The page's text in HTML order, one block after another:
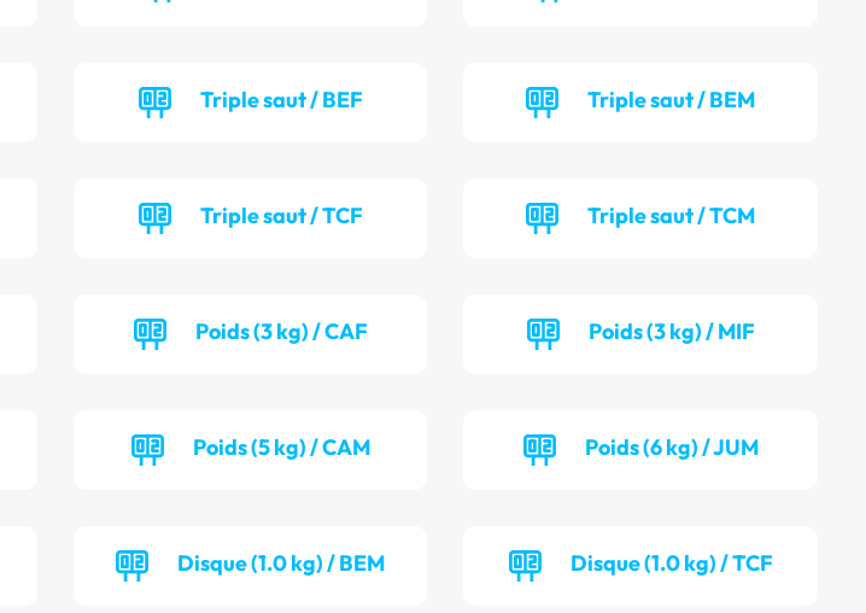
Triple saut / BEF Triple saut / BEM
Triple saut / TCF Triple saut / TCM
Poids (3 kg) / CAF Poids (3 kg) / MIF
Poids (5 kg) / CAM Poids (6 kg) / JUM
Disque (1.0 kg) / BEM Disque (1.0 kg) / TCF